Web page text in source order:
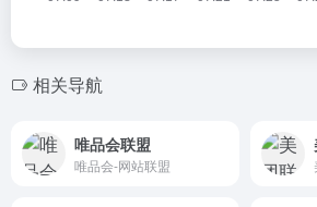
相关导航
唯品会联盟
唯品会-网站联盟